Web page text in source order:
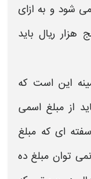
شود و به ازای
هزار ریال باید
این است که
از مبلغ اسمی
سفته ای که مبلغ
توان مبلغ ده